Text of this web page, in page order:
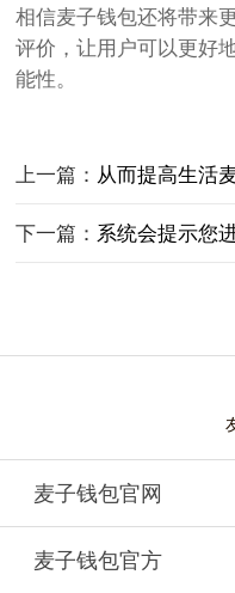
相信麦子钱包还将带来
评价，让用户可以更好
能性。
上一篇： 从而提高生活麦
下一篇： 系统会提示您
麦子钱包官网
麦子钱包官方